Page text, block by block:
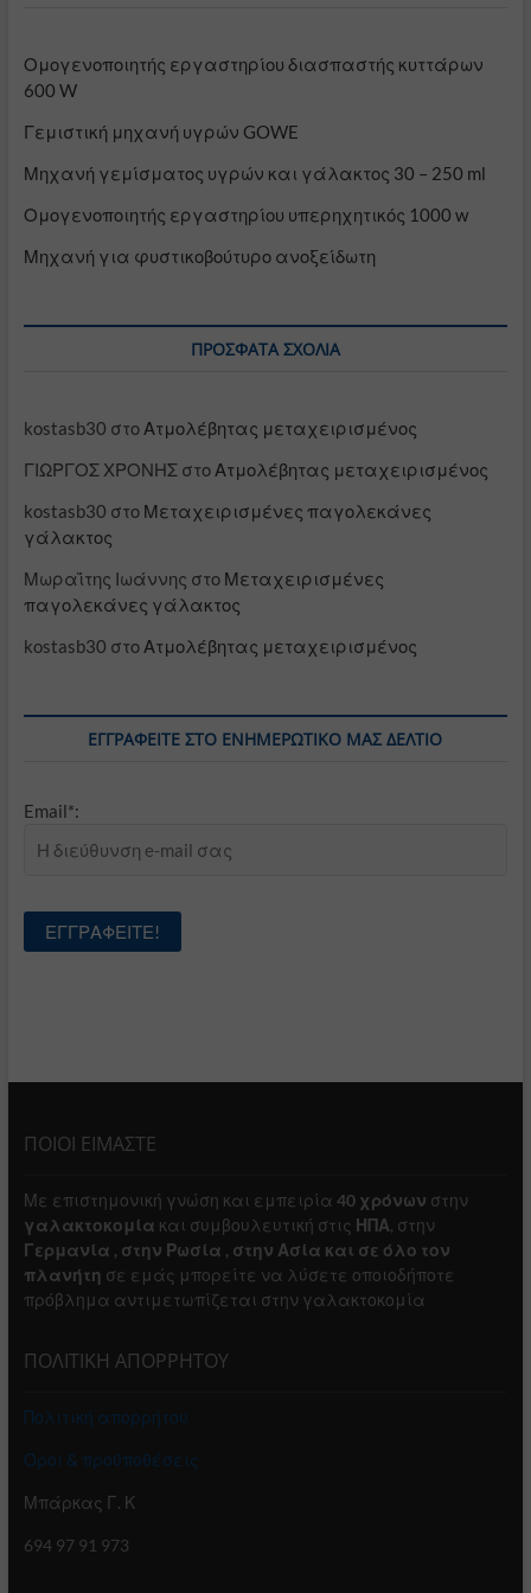
Ομογενοποιητής εργαστηρίου διασπαστής κυττάρων
600 W
Γεμιστική μηχανή υγρών GOWE
Μηχανή γεμίσματος υγρών και γάλακτος 30 – 250 ml
Ομογενοποιητής εργαστηρίου υπερηχητικός 1000 w
Μηχανή για φυστικοβούτυρο ανοξείδωτη
ΠΡΌΣΦΑΤΑ ΣΧΌΛΙΑ
kostasb30 στο Ατμολέβητας μεταχειρισμένος
ΓΙΩΡΓΟΣ ΧΡΟΝΗΣστο Ατμολέβητας μεταχειρισμένος
kostasb30 στο Μεταχειρισμένες παγολεκάνες
γάλακτος
Μωραΐτης Ιωάννης στο Μεταχειρισμένες
παγολεκάνες γάλακτος
kostasb30 στο Ατμολέβητας μεταχειρισμένος
ΕΓΓΡΑΦΕΊΤΕ ΣΤΟ ΕΝΗΜΕΡΩΤΙΚΌ ΜΑΣ ΔΕΛΤΊΟ
Email*:
ΠΟΙΟΙ ΕΙΜΑΣΤΕ
Με επιστημονική γνώση και εμπειρία 40 χρόνων στην
γαλακτοκομία και συμβουλευτική στις ΗΠΑ, στην
Γερμανία , στην Ρωσία , στην Ασία και σε όλο τον
πλανήτη σε εμάς μπορείτε να λύσετε οποιοδήποτε
πρόβλημα αντιμετωπίζεται στην γαλακτοκομία
ΠΟΛΙΤΙΚΗ ΑΠΟΡΡΗΤΟΥ
Πολιτική απορρήτου
Όροι & προϋποθέσεις
Μπάρκας Γ. Κ
694 97 91 973